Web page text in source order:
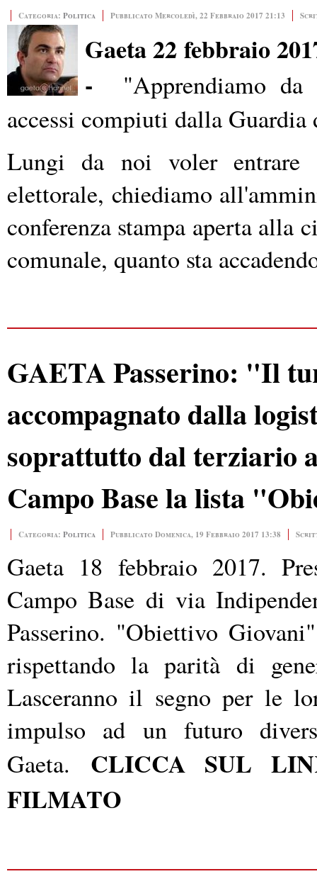
Categoria: Politica Pubblicato Mercoledì, 22 Febbraio 2017 21:13
Gaeta 22 febbraio
- "Apprendiamo
accessi compiuti dalla
Lungi da noi voler entrare
elettorale, chiediamo
conferenza stampa aperta alla
comunale, quanto sta
GAETA Passerino: "Il
accompagnato dalla
soprattutto dal terziario
Campo Base la lista
Categoria: Politica Pubblicato Domenica, 19 Febbraio 2017 13:38
Gaeta 18 febbraio 2017.
Campo Base di via
Passerino. "Obiettivo
rispettando la parità di
Lasceranno il segno per le
impulso ad un futuro
Gaeta. CLICCA SUL
FILMATO